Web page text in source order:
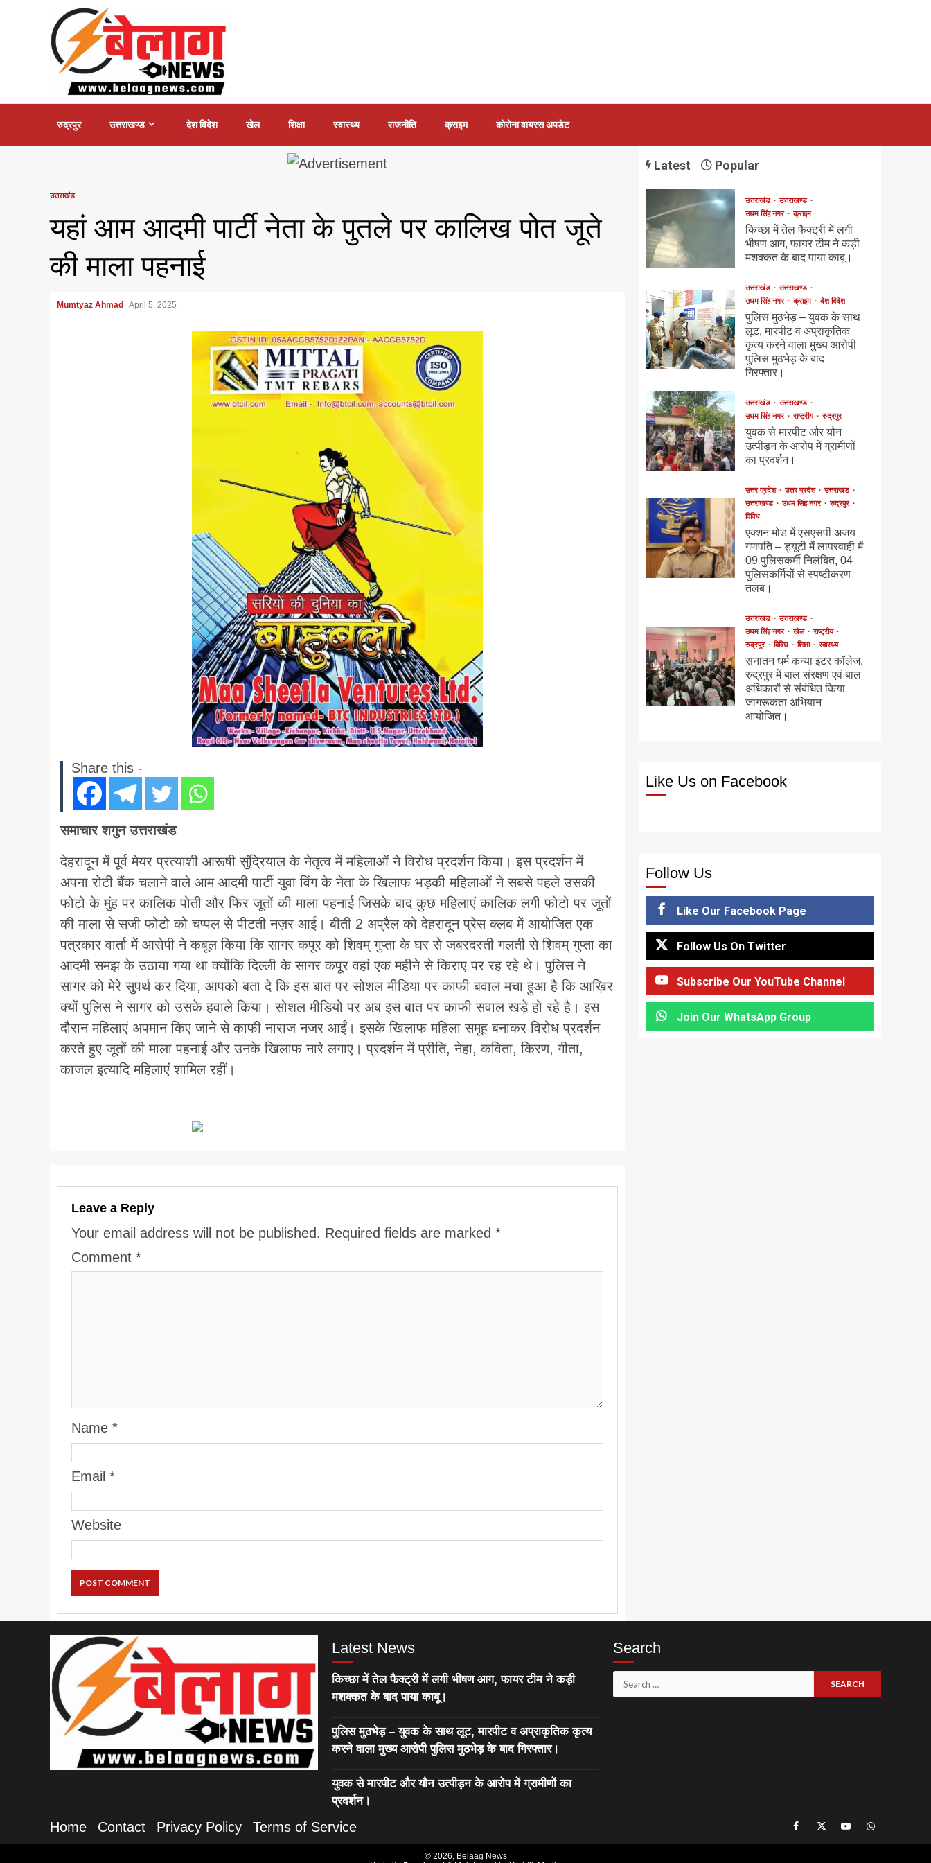
रुद्रपुर उत्तराखण्ड देश विदेश खेल शिक्षा स्वास्थ्य राजनीति क्राइम कोरोना वायरस अपडेट
उत्तराखंड
यहां आम आदमी पार्टी नेता के पुतले पर कालिख पोत जूते
की माला पहनाई
Mumtyaz Ahmad April 5, 2025
Share this -
समाचार शगुन उत्तराखंड
देहरादून में पूर्व मेयर प्रत्याशी आरूषी सुंद्रियाल के नेतृत्व में महिलाओं ने विरोध प्रदर्शन किया। इस प्रदर्शन में
अपना रोटी बैंक चलाने वाले आम आदमी पार्टी युवा विंग के नेता के खिलाफ भड़की महिलाओं ने सबसे पहले उसकी
फोटो के मुंह पर कालिक पोती और फिर जूतों की माला पहनाई जिसके बाद कुछ महिलाएं कालिक लगी फोटो पर जूतों
की माला से सजी फोटो को चप्पल से पीटती नज़र आई। बीती 2 अप्रैल को देहरादून प्रेस क्लब में आयोजित एक
पत्रकार वार्ता में आरोपी ने कबूल किया कि सागर कपूर को शिवम् गुप्ता के घर से जबरदस्ती गलती से शिवम् गुप्ता का
आदमी समझ के उठाया गया था क्योंकि दिल्ली के सागर कपूर वहां एक महीने से किराए पर रह रहे थे। पुलिस ने
सागर को मेरे सुपर्थ कर दिया, आपको बता दे कि इस बात पर सोशल मीडिया पर काफी बवाल मचा हुआ है कि आख़िर
क्यों पुलिस ने सागर को उसके हवाले किया। सोशल मीडियो पर अब इस बात पर काफी सवाल खड़े हो रहे है। इस
दौरान महिलाएं अपमान किए जाने से काफी नाराज नजर आईं। इसके खिलाफ महिला समूह बनाकर विरोध प्रदर्शन
करते हुए जूतों की माला पहनाई और उनके खिलाफ नारे लगाए। प्रदर्शन में प्रीति, नेहा, कविता, किरण, गीता,
काजल इत्यादि महिलाएं शामिल रहीं।
Leave a Reply
Your email address will not be published. Required fields are marked *
Comment *
Name *
Email *
Website
Latest Popular
उत्तराखंड
उत्तराखण्ड
उधम सिंह नगर
क्राइम
किच्छा में तेल फैक्ट्री में लगी
भीषण आग, फायर टीम ने कड़ी
मशक्कत के बाद पाया काबू।
उत्तराखंड
उत्तराखण्ड
उधम सिंह नगर
क्राइम देश विदेश
पुलिस मुठभेड़ – युवक के साथ
लूट, मारपीट व अप्राकृतिक
कृत्य करने वाला मुख्य आरोपी
पुलिस मुठभेड़ के बाद
गिरफ्तार।
उत्तराखंड
उत्तराखण्ड
उधम सिंह नगर
राष्ट्रीय रुद्रपुर
युवक से मारपीट और यौन
उत्पीड़न के आरोप में ग्रामीणों
का प्रदर्शन।
उत्तर प्रदेश उत्तर प्रदेश
उत्तराखंड
उत्तराखण्ड
उधम सिंह नगर
रुद्रपुर
विविध
एक्शन मोड में एसएसपी अजय
गणपति – ड्यूटी में लापरवाही में
09 पुलिसकर्मी निलंबित, 04
पुलिसकर्मियों से स्पष्टीकरण
तलब।
उत्तराखंड
उत्तराखण्ड
उधम सिंह नगर
खेल
राष्ट्रीय
रुद्रपुर
विविध शिक्षा स्वास्थ्य
सनातन धर्म कन्या इंटर कॉलेज,
रुद्रपुर में बाल संरक्षण एवं बाल
अधिकारों से संबंधित किया
जागरूकता अभियान
आयोजित।
Like Us on Facebook
Follow Us
Like Our Facebook Page
Follow Us On Twitter
Subscribe Our YouTube Channel
Join Our WhatsApp Group
Latest News
किच्छा में तेल फैक्ट्री में लगी भीषण आग, फायर टीम ने कड़ी
मशक्कत के बाद पाया काबू।
पुलिस मुठभेड़ – युवक के साथ लूट, मारपीट व अप्राकृतिक कृत्य
करने वाला मुख्य आरोपी पुलिस मुठभेड़ के बाद गिरफ्तार।
युवक से मारपीट और यौन उत्पीड़न के आरोप में ग्रामीणों का
प्रदर्शन।
Search
Search
for:
Home Contact Privacy Policy Terms of Service
Like
Our
Follow
Us
Subscribe
Our
Join
Our
© 2026, Belaag News